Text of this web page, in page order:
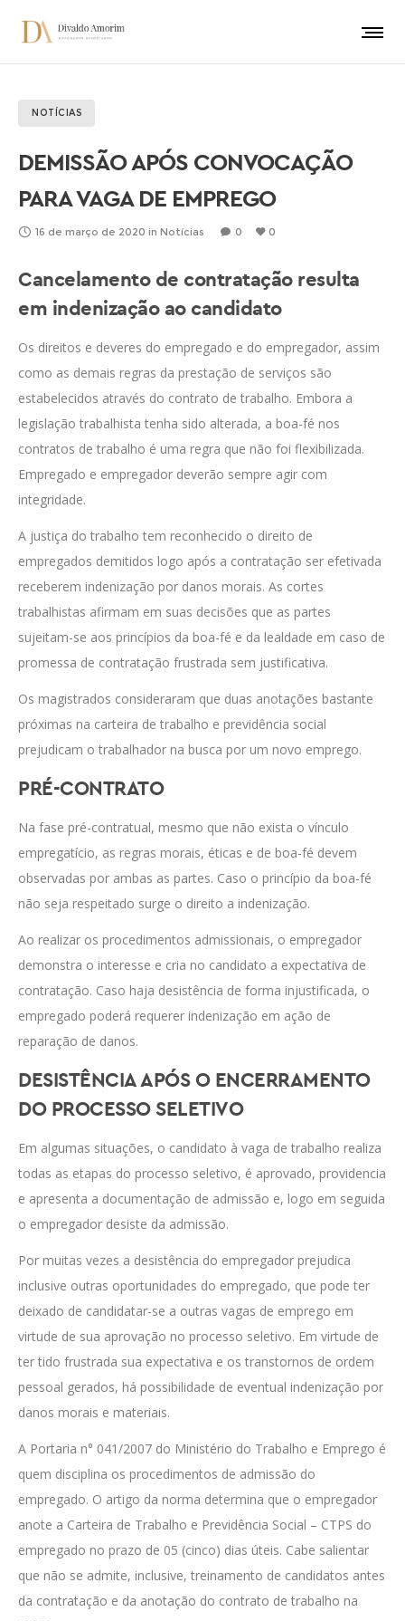
NOTÍCIAS
DEMISSÃO APÓS CONVOCAÇÃO
PARA VAGA DE EMPREGO
16 de março de 2020 in Notícias 0 0
Cancelamento de contratação resulta
em indenização ao candidato
Os direitos e deveres do empregado e do empregador, assim
como as demais regras da prestação de serviços são
estabelecidos através do contrato de trabalho. Embora a
legislação trabalhista tenha sido alterada, a boa-fé nos
contratos de trabalho é uma regra que não foi flexibilizada.
Empregado e empregador deverão sempre agir com
integridade.
A justiça do trabalho tem reconhecido o direito de
empregados demitidos logo após a contratação ser efetivada
receberem indenização por danos morais. As cortes
trabalhistas afirmam em suas decisões que as partes
sujeitam-se aos princípios da boa-fé e da lealdade em caso de
promessa de contratação frustrada sem justificativa.
Os magistrados consideraram que duas anotações bastante
próximas na carteira de trabalho e previdência social
prejudicam o trabalhador na busca por um novo emprego.
PRÉ-CONTRATO
Na fase pré-contratual, mesmo que não exista o vínculo
empregatício, as regras morais, éticas e de boa-fé devem
observadas por ambas as partes. Caso o princípio da boa-fé
não seja respeitado surge o direito a indenização.
Ao realizar os procedimentos admissionais, o empregador
demonstra o interesse e cria no candidato a expectativa de
contratação. Caso haja desistência de forma injustificada, o
empregado poderá requerer indenização em ação de
reparação de danos.
DESISTÊNCIA APÓS O ENCERRAMENTO
DO PROCESSO SELETIVO
Em algumas situações, o candidato à vaga de trabalho realiza
todas as etapas do processo seletivo, é aprovado, providencia
e apresenta a documentação de admissão e, logo em seguida
o empregador desiste da admissão.
Por muitas vezes a desistência do empregador prejudica
inclusive outras oportunidades do empregado, que pode ter
deixado de candidatar-se a outras vagas de emprego em
virtude de sua aprovação no processo seletivo. Em virtude de
ter tido frustrada sua expectativa e os transtornos de ordem
pessoal gerados, há possibilidade de eventual indenização por
danos morais e materiais.
A Portaria n° 041/2007 do Ministério do Trabalho e Emprego é
quem disciplina os procedimentos de admissão do
empregado. O artigo da norma determina que o empregador
anote a Carteira de Trabalho e Previdência Social – CTPS do
empregado no prazo de 05 (cinco) dias úteis. Cabe salientar
que não se admite, inclusive, treinamento de candidatos antes
da contratação e da anotação do contrato de trabalho na